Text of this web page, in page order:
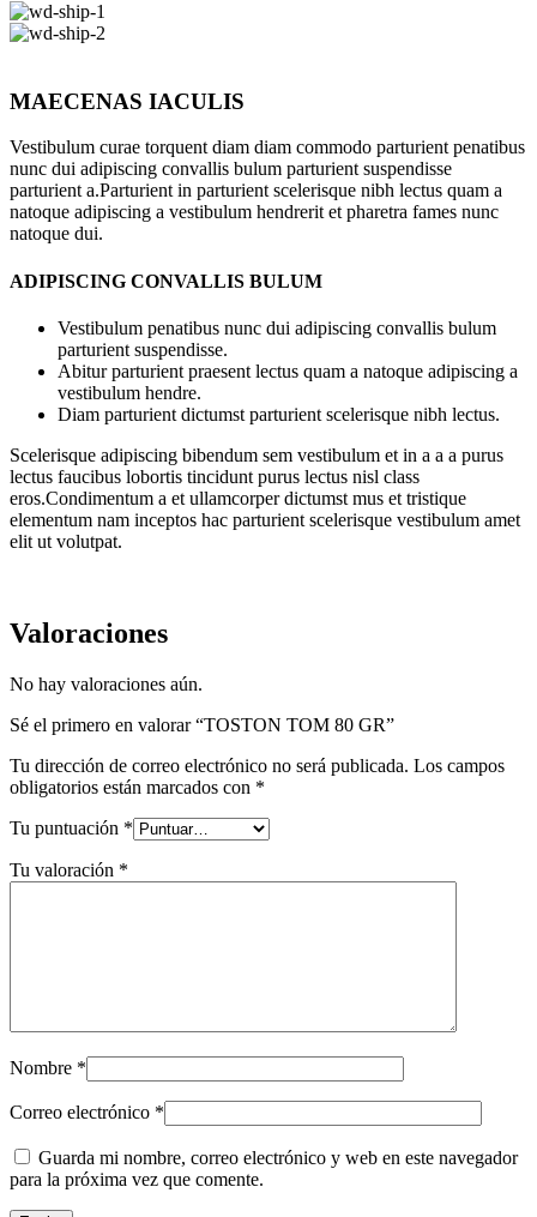
MAECENAS IACULIS
Vestibulum curae torquent diam diam commodo parturient penatibus
nunc dui adipiscing convallis bulum parturient suspendisse
parturient a.Parturient in parturient scelerisque nibh lectus quam a
natoque adipiscing a vestibulum hendrerit et pharetra fames nunc
natoque dui.
ADIPISCING CONVALLIS BULUM
Vestibulum penatibus nunc dui adipiscing convallis bulum
parturient suspendisse.
Abitur parturient praesent lectus quam a natoque adipiscing a
vestibulum hendre.
Diam parturient dictumst parturient scelerisque nibh lectus.
Scelerisque adipiscing bibendum sem vestibulum et in a a a purus
lectus faucibus lobortis tincidunt purus lectus nisl class
eros.Condimentum a et ullamcorper dictumst mus et tristique
elementum nam inceptos hac parturient scelerisque vestibulum amet
elit ut volutpat.
Valoraciones
No hay valoraciones aún.
Sé el primero en valorar “TOSTON TOM 80 GR”
Tu dirección de correo electrónico no será publicada. Los campos
obligatorios están marcados con *
Tu puntuación *
Tu valoración *
Nombre *
Correo electrónico *
Guarda mi nombre, correo electrónico y web en este navegador
para la próxima vez que comente.